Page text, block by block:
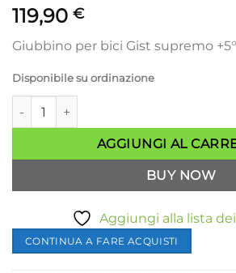
119,90 €
Giubbino per bici Gist supremo
Disponibile su ordinazione
Giubbino per bici Gist supremo +5° tg.
AGGIUNGI AL
BUY NOW
Aggiungi alla lista
CONTINUA A FARE ACQUISTI